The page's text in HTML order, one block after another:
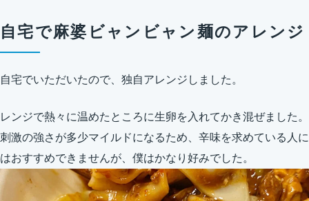
自宅で麻婆ビャンビャン麺のアレンジ
自宅でいただいたので、独自アレンジしました。
レンジで熱々に温めたところに生卵を入れてかき混ぜました。
刺激の強さが多少マイルドになるため、辛味を求めている人に
はおすすめできませんが、僕はかなり好みでした。